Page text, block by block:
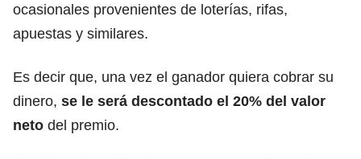
ocasionales provenientes de loterías, rifas,
apuestas y similares.
Es decir que, una vez el ganador quiera cobrar su
dinero, se le será descontado el 20% del valor
neto del premio.